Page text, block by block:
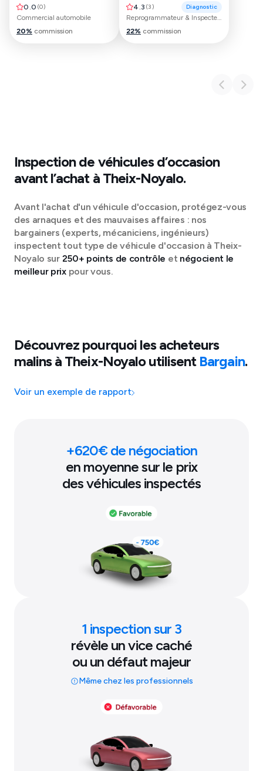
0.0 (0)
Commercial automobile
20% commission
4.3 (3) Diagnostic
Reprogrammateur & Inspecteur automobile
22% commission
Inspection de véhicules d’occasion
avant l’achat à Theix-Noyalo.
Avant l'achat d'un véhicule d'occasion, protégez-vous
des arnaques et des mauvaises affaires : nos
bargainers (experts, mécaniciens, ingénieurs)
inspectent tout type de véhicule d'occasion à Theix-
Noyalo sur 250+ points de contrôle et négocient le
meilleur prixpour vous.
Découvrez pourquoi les acheteurs
malins à Theix-Noyaloutilisent Bargain.
Voir un exemple de rapport
+620€ de négociation
en moyenne sur le prix
des véhicules inspectés
1 inspection sur 3
révèle un vice caché
ou un défaut majeur
Même chez les professionnels